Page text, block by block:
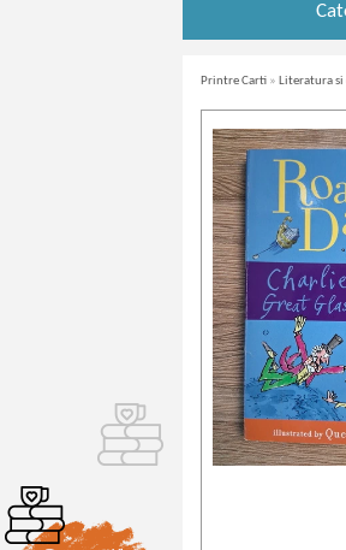
Printre Carti » Literatura